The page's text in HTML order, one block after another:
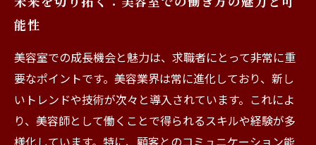
能性
美容室での成長機会と魅力は、求職者にとって非常に重
要なポイントです。美容業界は常に進化しており、新し
いトレンドや技術が次々と導入されています。これによ
り、美容師として働くことで得られるスキルや経験が多
様化しています。特に、顧客とのコミュニケーション能